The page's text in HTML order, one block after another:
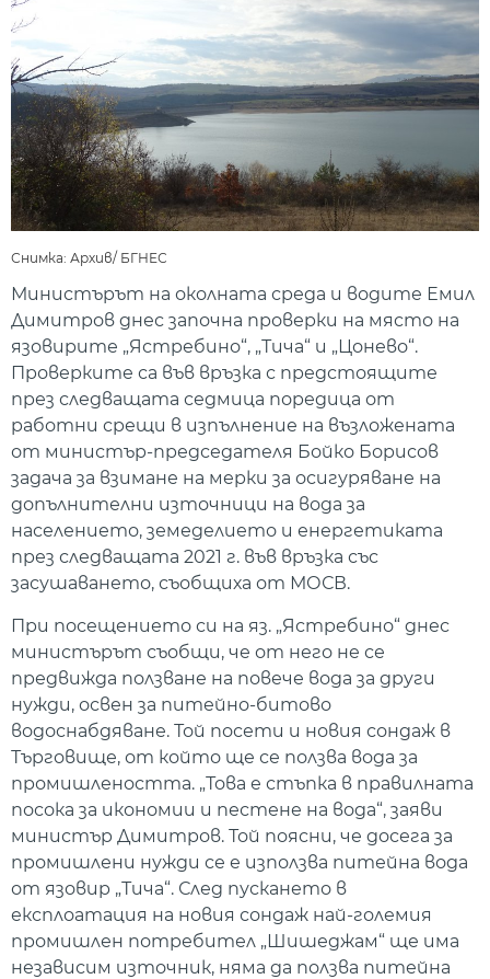
Снимка: Архив/ БГНЕС
Министърът на околната среда и водите Емил
Димитров днес започна проверки на място на
язовирите „Ястребино“, „Тича“ и „Цонево“.
Проверките са във връзка с предстоящите
през следващата седмица поредица от
работни срещи в изпълнение на възложената
от министър-председателя Бойко Борисов
задача за взимане на мерки за осигуряване на
допълнителни източници на вода за
населението, земеделието и енергетиката
през следващата 2021 г. във връзка със
засушаването, съобщиха от МОСВ.
При посещението си на яз. „Ястребино“ днес
министърът съобщи, че от него не се
предвижда ползване на повече вода за други
нужди, освен за питейно-битово
водоснабдяване. Той посети и новия сондаж в
Търговище, от който ще се ползва вода за
промишлеността. „Това е стъпка в правилната
посока за икономии и пестене на вода“, заяви
министър Димитров. Той поясни, че досега за
промишлени нужди се е използва питейна вода
от язовир „Тича“. След пускането в
експлоатация на новия сондаж най-големия
промишлен потребител „Шишеджам“ ще има
независим източник, няма да ползва питейна